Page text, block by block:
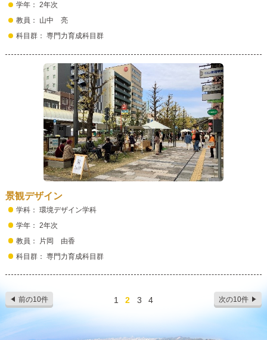
学年： 2年次
教員： 山中 亮
科目群： 専門力育成科目群
景観デザイン
学科： 環境デザイン学科
学年： 2年次
教員： 片岡 由香
科目群： 専門力育成科目群
前の10件 1 2 3 4 次の10件